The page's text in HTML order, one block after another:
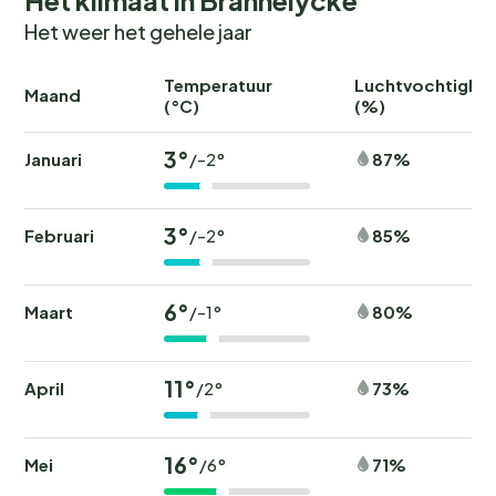
Het weer het gehele jaar
Maand
Temperatuur
(°C)
(%)
Januari 3°/-2° 87%
Februari 3°/-2° 85%
Maart 6°/-1° 80%
April 11°/2° 73%
Mei 16°/6° 71%